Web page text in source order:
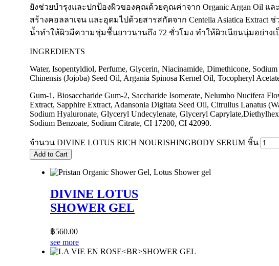
ยังช่วยบำรุงและปกป้องผิวของคุณด้วยคุณค่าจาก Organic Argan Oil แ
สร้างคอลลาเจน และอุดมไปด้วยสารสกัดจาก Centella Asiatica
น้ำทำให้ผิวมีความชุ่มชื้นยาวนานถึง 72 ชั่วโมง ทำให้ผิวเนียนนุ่มอย่าง
INGREDIENTS
Water, Isopentyldiol, Perfume, Glycerin, Niacinamide, Dimethicone,
Chinensis (Jojoba) Seed Oil, Argania Spinosa Kernel Oil, Tocopheryl
Gum-1, Biosaccharide Gum-2, Saccharide Isomerate, Nelumbo Nucifera
Extract, Sapphire Extract, Adansonia Digitata Seed Oil, Citrullus Lanatus
Sodium Hyaluronate, Glyceryl Undecylenate, Glyceryl
Sodium Benzoate, Sodium Citrate, CI 17200, CI 42090.
จำนวน DIVINE LOTUS RICH NOURISHINGBODY SERUM ชิ้น
Add to Cart
DIVINE LOTUS
SHOWER GEL
฿560.00
see more